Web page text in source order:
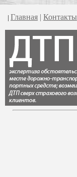
| Главная | Контакты